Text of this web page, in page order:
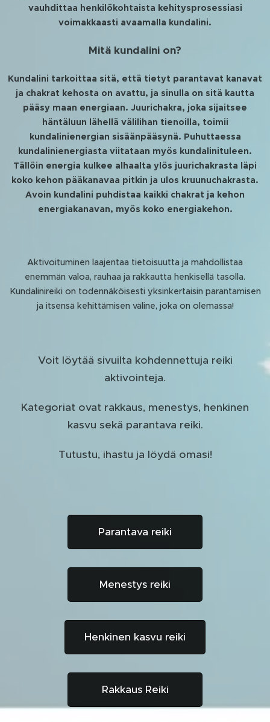
vauhdittaa henkilökohtaista kehitysprosessiasi
voimakkaasti avaamalla kundalini.
Mitä kundalini on?
Kundalini tarkoittaa sitä, että tietyt parantavat kanavat
ja chakrat kehosta on avattu, ja sinulla on sitä kautta
pääsy maan energiaan. Juurichakra, joka sijaitsee
häntäluun lähellä välilihan tienoilla, toimii
kundalinienergian sisäänpääsynä. Puhuttaessa
kundalinienergiasta viitataan myös kundalinituleen.
Tällöin energia kulkee alhaalta ylös juurichakrasta läpi
koko kehon pääkanavaa pitkin ja ulos kruunuchakrasta.
Avoin kundalini puhdistaa kaikki chakrat ja kehon
energiakanavan, myös koko energiakehon.
Aktivoituminen laajentaa tietoisuutta ja mahdollistaa
enemmän valoa, rauhaa ja rakkautta henkisellä tasolla.
Kundalinireiki on todennäköisesti yksinkertaisin parantamisen
ja itsensä kehittämisen väline, joka on olemassa!
Voit löytää sivuilta kohdennettuja reiki
aktivointeja.
Kategoriat ovat rakkaus, menestys, henkinen
kasvu sekä parantava reiki.
Tutustu, ihastu ja löydä omasi!
Parantava reiki
Menestys reiki
Henkinen kasvu reiki
Rakkaus Reiki